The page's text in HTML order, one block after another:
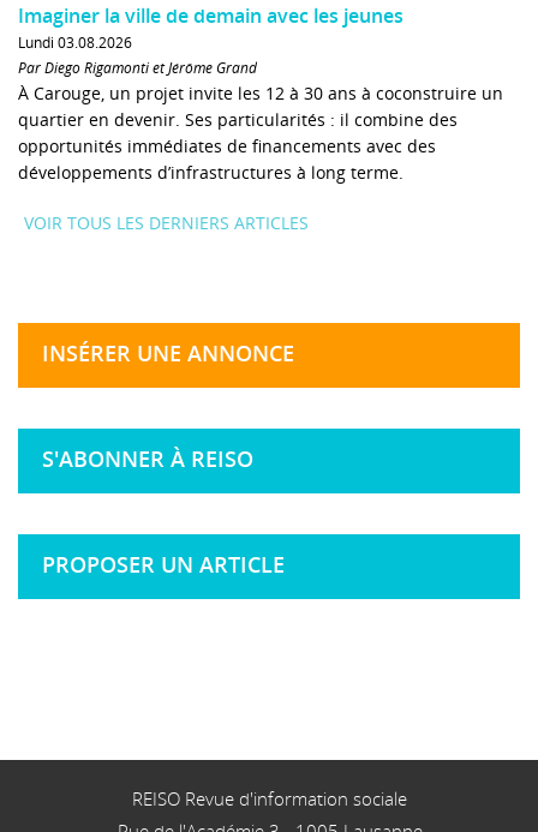
Imaginer la ville de demain avec les jeunes
Lundi 03.08.2026
Par Diego Rigamonti et Jérôme Grand
À Carouge, un projet invite les 12 à 30 ans à coconstruire un
quartier en devenir. Ses particularités : il combine des
opportunités immédiates de financements avec des
développements d’infrastructures à long terme.
VOIR TOUS LES DERNIERS ARTICLES
INSÉRER UNE ANNONCE
S'ABONNER À REISO
PROPOSER UN ARTICLE
REISO Revue d'information sociale